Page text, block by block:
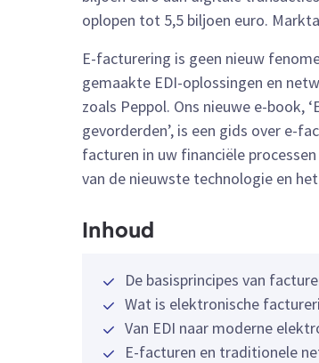
oplopen tot 5,5 biljoen euro.
E-facturering is geen nieuw
gemaakte EDI-oplossingen en
zoals Peppol. Ons nieuwe e-book,
gevorderden’, is een gids over e-
facturen in uw financiële
van de nieuwste technologie en
Inhoud
De basisprincipes van
Wat is elektronische
Van EDI naar moderne
E-facturen en traditionele